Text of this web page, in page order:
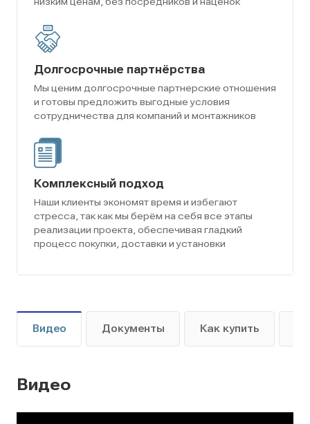
Долгосрочные партнёрства
Мы ценим долгосрочные партнерские отношения
и готовы предложить выгодные условия
сотрудничества для компаний и монтажников
Комплексный подход
Наши клиенты экономят время и избегают
стресса, так как мы берём на себя все этапы
реализации проекта, обеспечивая гладкий
процесс покупки, доставки и установки
Видео Документы Как купить
Видео